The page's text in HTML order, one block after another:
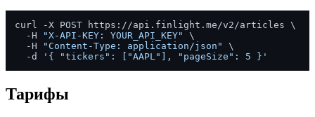
curl -X POST https://api.finlight.me/v2/articles \
  -H
"X-API-KEY: YOUR_API_KEY"
\
  -H
"Content-Type: application/json"
\
  -d
'{ "tickers": ["AAPL"], "pageSize": 5 }'
Тарифы